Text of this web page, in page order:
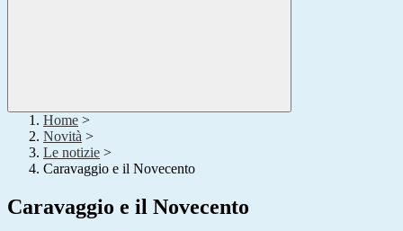
Home >
Novità >
Le notizie >
Caravaggio e il Novecento
Caravaggio e il Novecento